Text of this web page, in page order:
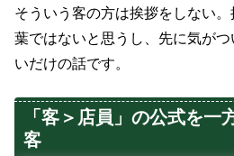
そういう客の方は挨拶をしない
葉ではないと思うし、先に気が
いだけの話です。
「客＞店員」の公式を一
客